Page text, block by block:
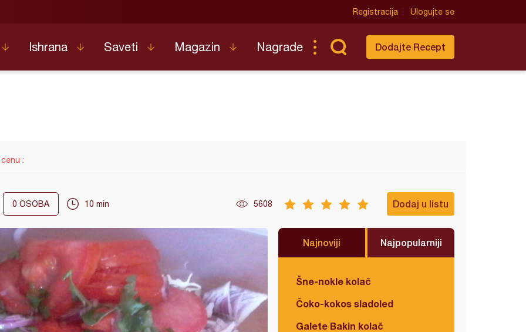
Registracija Ulogujte se
Ishrana Saveti Magazin Nagrade Dodajte Recept
:
0 OSOBA 10 min 5608 Dodaj u listu
Najnoviji Najpopularniji
Šne-nokle kolač
Čoko-kokos sladoled
Galete Bakin kolač